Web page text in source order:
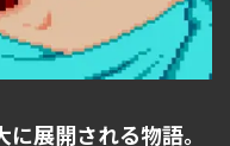
展開される物語。